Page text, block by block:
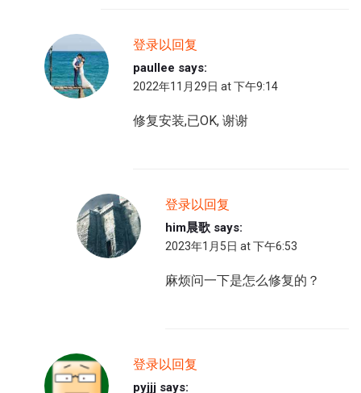
登录以回复
paullee says:
2022年11月29日 at 下午9:14
修复安装,已OK, 谢谢
登录以回复
him晨歌 says:
2023年1月5日 at 下午6:53
麻烦问一下是怎么修复的？
登录以回复
pyjjj says: